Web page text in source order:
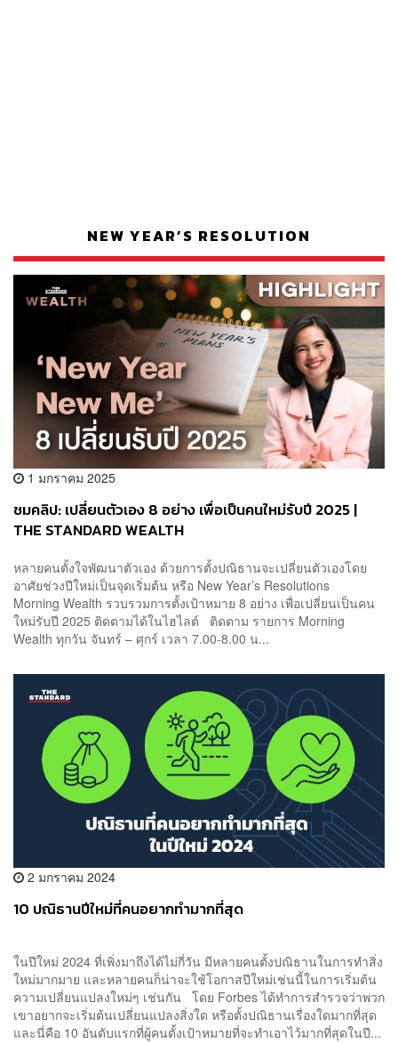
NEW YEAR’S RESOLUTION
1 มกราคม 2025
ชมคลิป: เปลี่ยนตัวเอง 8 อย่าง เพื่อเป็นคนใหม่รับปี 2025 |
THE STANDARD WEALTH
หลายคนตั้งใจพัฒนาตัวเอง ด้วยการตั้งปณิธานจะเปลี่ยนตัวเองโดย
อาศัยช่วงปีใหม่เป็นจุดเริ่มต้น หรือ New Year’s Resolutions
Morning Wealth รวบรวมการตั้งเป้าหมาย 8 อย่าง เพื่อเปลี่ยนเป็นคน
ใหม่รับปี 2025 ติดตามได้ในไฮไลต์ ติดตาม รายการ Morning
Wealth ทุกวัน จันทร์ – ศุกร์ เวลา 7.00-8.00 น...
2 มกราคม 2024
10 ปณิธานปีใหม่ที่คนอยากทำมากที่สุด
ในปีใหม่ 2024 ที่เพิ่งมาถึงได้ไม่กี่วัน มีหลายคนตั้งปณิธานในการทำสิ่ง
ใหม่มากมาย และหลายคนก็น่าจะใช้โอกาสปีใหม่เช่นนี้ในการเริ่มต้น
ความเปลี่ยนแปลงใหม่ๆ เช่นกัน โดย Forbes ได้ทำการสำรวจว่าพวก
เขาอยากจะเริ่มต้นเปลี่ยนแปลงสิ่งใด หรือตั้งปณิธานเรื่องใดมากที่สุด
และนี่คือ 10 อันดับแรกที่ผู้คนตั้งเป้าหมายที่จะทำเอาไว้มากที่สุดในปี...